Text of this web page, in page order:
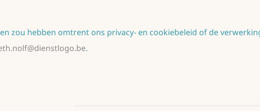
zou hebben omtrent ons privacy- en cookiebeleid of de
.